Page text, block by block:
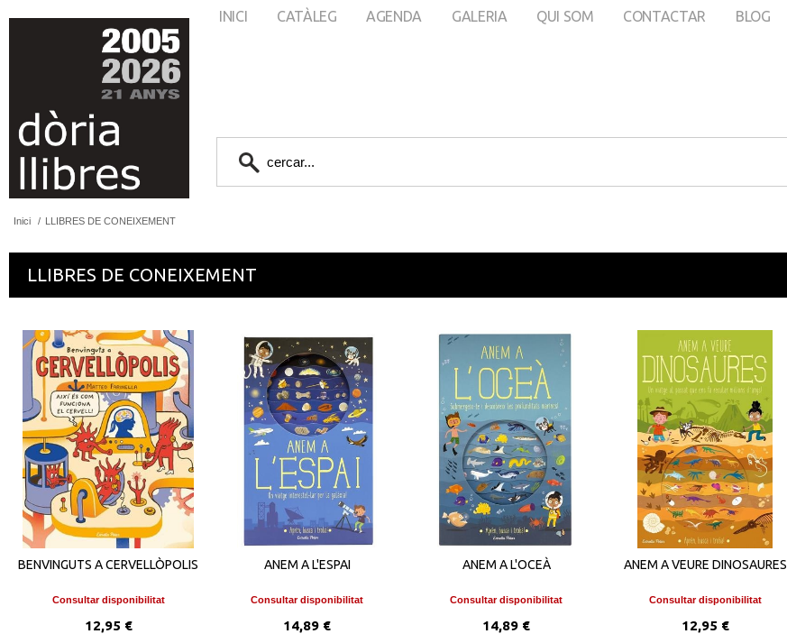
INICI CATÀLEG AGENDA GALERIA QUI SOM CONTACTAR BLOG
Inici / LLIBRES DE CONEIXEMENT
LLIBRES DE CONEIXEMENT
BENVINGUTS A CERVELLÒPOLIS
Consultar disponibilitat
12,95 €
ANEM A L'ESPAI
Consultar disponibilitat
14,89 €
ANEM A L'OCEÀ
Consultar disponibilitat
14,89 €
ANEM A VEURE DINOSAURES
Consultar disponibilitat
12,95 €